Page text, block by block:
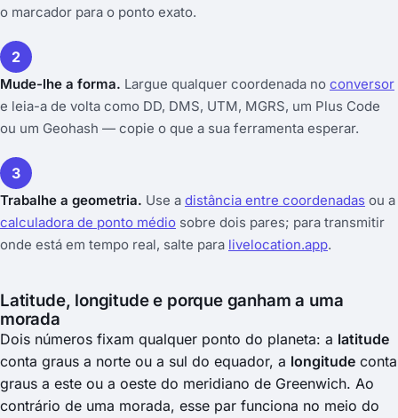
o marcador para o ponto exato.
2
Mude-lhe a forma. Largue qualquer coordenada no conversor
e leia-a de volta como DD, DMS, UTM, MGRS, um Plus Code
ou um Geohash — copie o que a sua ferramenta esperar.
3
Trabalhe a geometria. Use a distância entre coordenadas ou a
calculadora de ponto médio sobre dois pares; para transmitir
onde está em tempo real, salte para livelocation.app.
Latitude, longitude e porque ganham a uma
morada
Dois números fixam qualquer ponto do planeta: a latitude
conta graus a norte ou a sul do equador, a longitude conta
graus a este ou a oeste do meridiano de Greenwich. Ao
contrário de uma morada, esse par funciona no meio do